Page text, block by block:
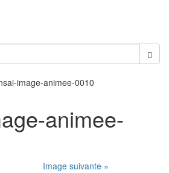
image-animee-0010
animee-
Image suivante »